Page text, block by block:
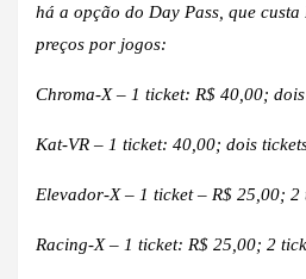
há a opção do Day Pass, que
preços por jogos:
Chroma-X – 1 ticket: R$ 40,00;
Kat-VR – 1 ticket: 40,00; dois
Elevador-X – 1 ticket – R$ 25,00; 2
Racing-X – 1 ticket: R$ 25,00; 2